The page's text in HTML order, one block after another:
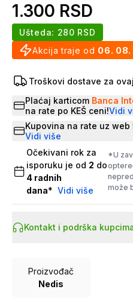
1.300 RSD
Akcija traje od 06. 08.
Ušteda: 280 RSD
Troškovi dostave za
Plaćaj karticom Banca
na rate po KEŠ ceni!Vidi
Kupovina na rate uz
Vidi više
Očekivani rok za
isporuku je od 2 do
4 radnih
dana* Vidi više
*U
može
Kontakt i podrška
Proizvođač
Nedis